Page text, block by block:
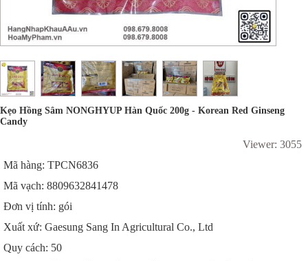
Kẹo Hồng Sâm NONGHYUP Hàn Quốc 200g - Korean Red Ginseng
Candy
Viewer: 3055
Mã hàng: TPCN6836
Mã vạch: 8809632841478
Đơn vị tính: gói
Xuất xứ: Gaesung Sang In Agricultural Co., Ltd
Quy cách: 50